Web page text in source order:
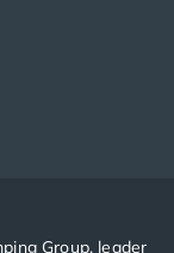
Group, leader